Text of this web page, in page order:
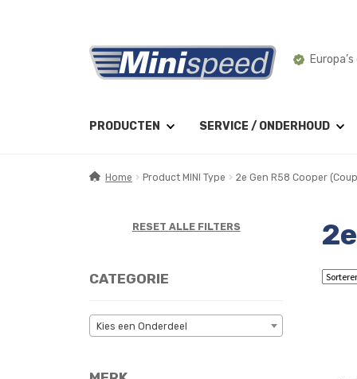
Ga
door
naar
Ga
naar
de
PRODUCTEN SERVICE / ONDERHOUD
Home Product MINI Type 2e Gen R58 Cooper
RESET ALLE FILTERS
CATEGORIE
Kies een Onderdeel